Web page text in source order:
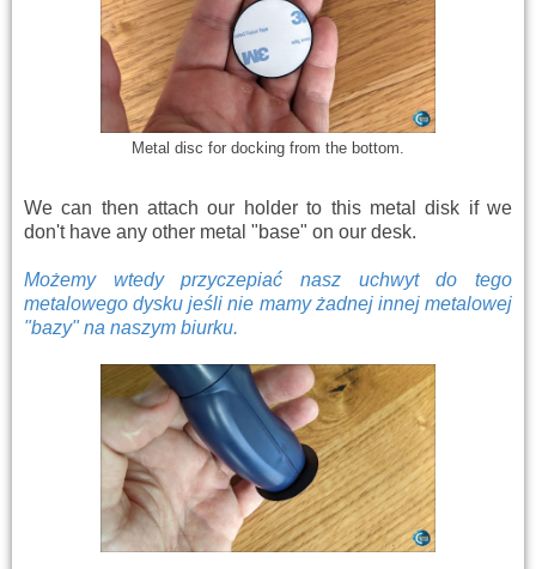
Metal disc for docking from the bottom.
We can then attach our holder to this metal disk if we
don't have any other metal "base" on our desk.
Możemy wtedy przyczepiać nasz uchwyt do tego
metalowego dysku jeśli nie mamy żadnej innej metalowej
"bazy" na naszym biurku.